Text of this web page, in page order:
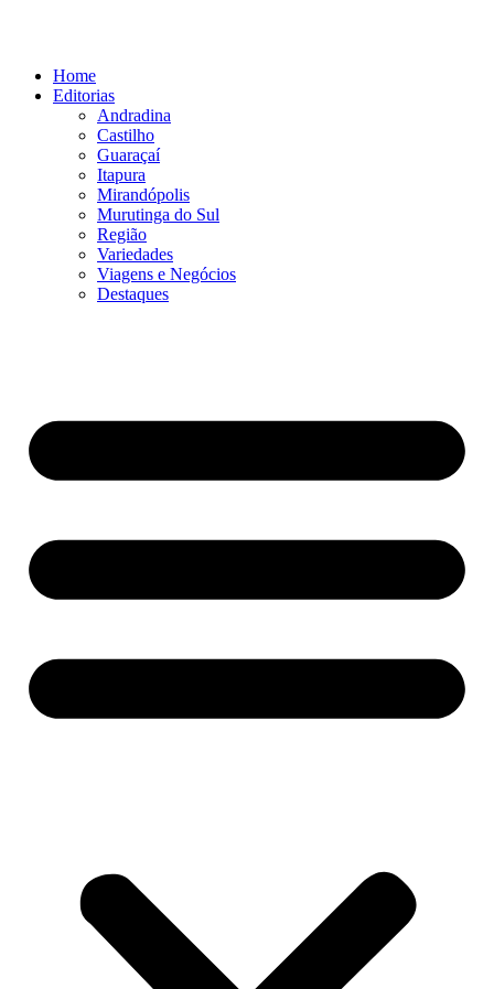
conteúdoHome
Editorias
Andradina
Castilho
Guaraçaí
Itapura
Mirandópolis
Murutinga do Sul
Região
Variedades
Viagens e Negócios
Destaques